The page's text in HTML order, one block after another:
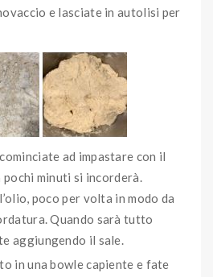
e lasciate in autolisi per
ad impastare con il
pochi minuti si incorderà.
poco per volta in modo da
Quando sarà tutto
aggiungendo il sale.
in una bowle capiente e fate